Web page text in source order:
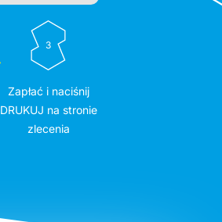
3
Zapłać i naciśnij
DRUKUJ na stronie
zlecenia